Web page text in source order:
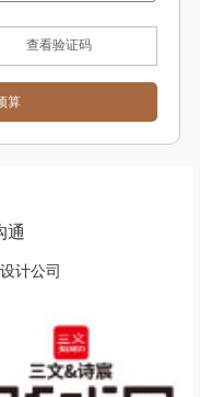
查看验证码
通
计公司